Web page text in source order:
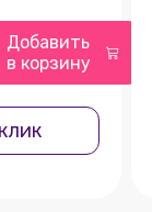
Добавить
в корзину